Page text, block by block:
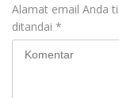
Alamat email Anda
ditandai *